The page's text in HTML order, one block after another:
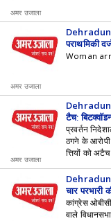
अमर उजाला
Dehradun
प्राथमिकी
Woman
अमर उजाला
Dehradun:
टैच;
प्रवर्तन
ठगने के
त्तियों को
अमर उजाला
Dehradun
चार प्रभारी
कांग्रेस
वाले